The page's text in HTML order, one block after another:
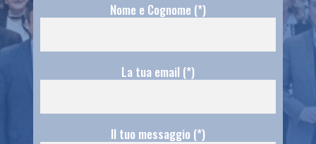
Nome e Cognome (*)
La tua email (*)
Il tuo messaggio (*)